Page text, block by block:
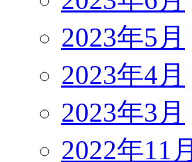
2023年5月
2023年4月
2023年3月
2022年11月